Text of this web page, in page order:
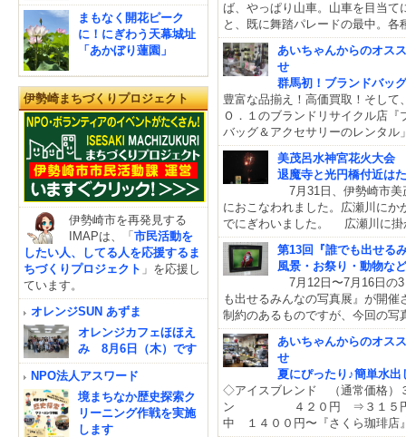
ば、やっぱり山車。山車を目当て
と、既に舞踏パレードの最中。各
あいちゃんからのオス
せ
群馬初！ブランドバッ
豊富な品揃え！高価買取！そし
Ｏ．１のブランドリサイクル店
バッグ＆アクセサリーのレンタル
美茂呂水神宮花火大会
退魔寺と光円橋付近は
7月31日、伊勢崎市美
におこなわれました。広瀬川に
でにぎわいました。 広瀬川に掛
第13回『誰でも出せる
風景・お祭り・動物な
7月12日〜7月16日の
も出せるみんなの写真展』が開
制約のあるものですが、今回の写
あいちゃんからのオス
せ
夏にぴったり♪簡単水
◇アイスブレンド （通常価格）
ン ４２０円 ⇒３１５円に！
中 １４００円〜『さくら珈琲店
まもなく開花ピーク
に！にぎわう天幕城址
「あかぼり蓮園」
伊勢崎まちづくりプロジェクト
伊勢崎市を再発見する
IMAPは、「市民活動を
したい人、してる人を応援するま
ちづくりプロジェクト 」を応援し
ています。
オレンジSUN あずま
オレンジカフェほほえ
み 8月6日（木）です
NPO法人アスワード
境まちなか歴史探索ク
リーニング作戦を実施
します